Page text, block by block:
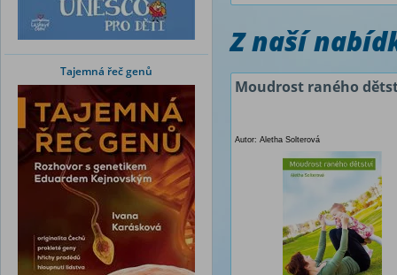
Tajemná řeč genů
Z naší
Moudrost raného
Autor: Aletha Solterová